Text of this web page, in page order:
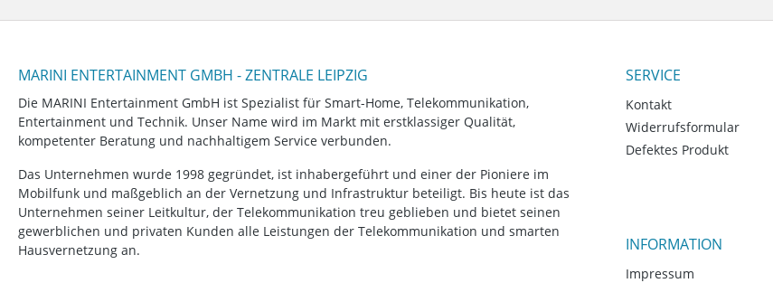
MARINI ENTERTAINMENT GMBH - ZENTRALE LEIPZIG
Die MARINI Entertainment GmbH ist Spezialist für Smart-Home, Telekommunikation,
Entertainment und Technik. Unser Name wird im Markt mit erstklassiger Qualität,
kompetenter Beratung und nachhaltigem Service verbunden.
Das Unternehmen wurde 1998 gegründet, ist inhabergeführt und einer der Pioniere im
Mobilfunk und maßgeblich an der Vernetzung und Infrastruktur beteiligt. Bis heute ist das
Unternehmen seiner Leitkultur, der Telekommunikation treu geblieben und bietet seinen
gewerblichen und privaten Kunden alle Leistungen der Telekommunikation und smarten
Hausvernetzung an.
SERVICE
Kontakt
Widerrufsformular
Defektes Produkt
INFORMATION
Impressum